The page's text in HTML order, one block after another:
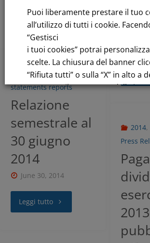
Leggi tutto
July
Leggi
2014, Financial
statements reports
Relazione
semestrale al
30 giugno
2014
June 30, 2014
Leggi tutto
2014,
Press
Puoi liberamente prestare il tuo
all’utilizzo di tutti i cookie.
“Gestisci
i tuoi cookies” potrai
scelte. La chiusura del banner
“Rifiuta tutti” o sulla “X” in alto a
comporta il permanere delle
default e la continuazione della
in assenza di cookie o altri
tracciamento diversi da quelli
Per maggiori informazioni
nostra
Informativa sui dati personali e